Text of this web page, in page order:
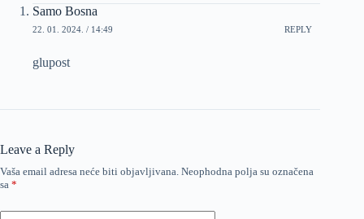
Samo Bosna
22. 01. 2024. / 14:49 REPLY
glupost
Leave a Reply
Vaša email adresa neće biti objavljivana. Neophodna polja su označena
sa *